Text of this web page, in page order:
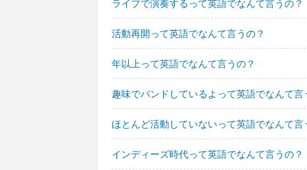
ライブで演奏するって英語でなんて言うの？
活動再開って英語でなんて言うの？
年以上って英語でなんて言うの？
趣味でバンドしているよって英語でなんて言
ほとんど活動していないって英語でなんて言
インディーズ時代って英語でなんて言うの？